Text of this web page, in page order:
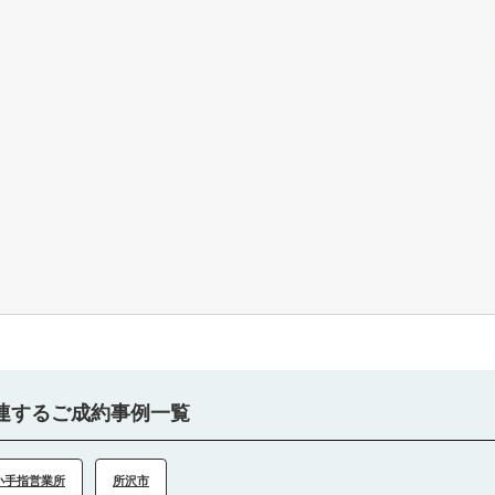
するご成約事例一覧
手指営業所 所沢市